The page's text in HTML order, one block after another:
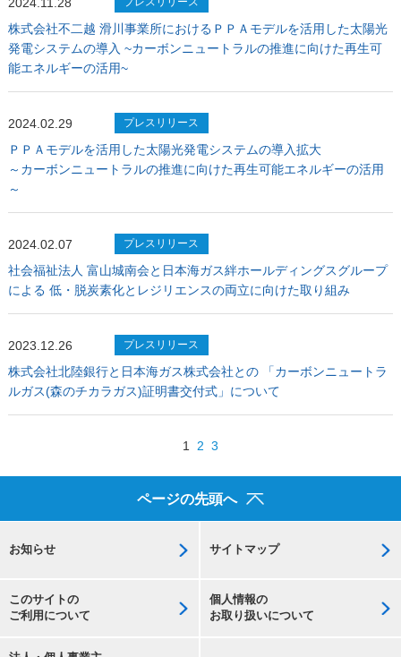
株式会社不二越 滑川事業所におけるＰＰＡモデルを活用した太陽光
発電システムの導入 ~カーボンニュートラルの推進に向けた再生可
能エネルギーの活用~
2024.02.29 プレスリリース
ＰＰＡモデルを活用した太陽光発電システムの導入拡大
～カーボンニュートラルの推進に向けた再生可能エネルギーの活用
～
2024.02.07 プレスリリース
社会福祉法人 富山城南会と日本海ガス絆ホールディングスグループ
による 低・脱炭素化とレジリエンスの両立に向けた取り組み
2023.12.26 プレスリリース
株式会社北陸銀行と日本海ガス株式会社との 「カーボンニュートラ
ルガス(森のチカラガス)証明書交付式」について
1 2 3
ページの先頭へ
お知らせ サイトマップ
このサイトの
ご利用について
個人情報の
お取り扱いについて